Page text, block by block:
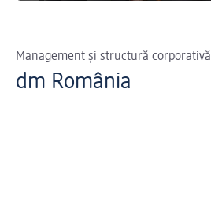
Management și structură corporativă
dm România